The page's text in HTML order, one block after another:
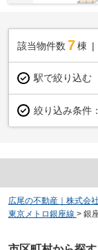
該当物件数 7棟
駅で絞り込む
絞り込み条件：
広尾の不動産｜株式会
東京メトロ銀座線 > 銀